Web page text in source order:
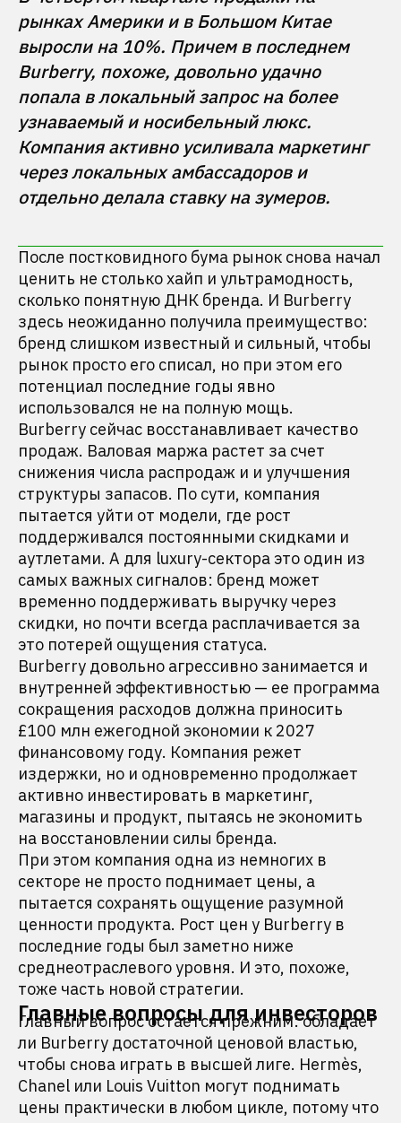
рынках Америки и в Большом Китае
выросли на 10%. Причем в последнем
Burberry, похоже, довольно удачно
попала в локальный запрос на более
узнаваемый и носибельный люкс.
Компания активно усиливала маркетинг
через локальных амбассадоров и
отдельно делала ставку на зумеров.
После постковидного бума рынок снова начал
ценить не столько хайп и ультрамодность,
сколько понятную ДНК бренда. И Burberry
здесь неожиданно получила преимущество:
бренд слишком известный и сильный, чтобы
рынок просто его списал, но при этом его
потенциал последние годы явно
использовался не на полную мощь.
Burberry сейчас восстанавливает качество
продаж. Валовая маржа растет за счет
снижения числа распродаж и и улучшения
структуры запасов. По сути, компания
пытается уйти от модели, где рост
поддерживался постоянными скидками и
аутлетами. А для luxury-сектора это один из
самых важных сигналов: бренд может
временно поддерживать выручку через
скидки, но почти всегда расплачивается за
это потерей ощущения статуса.
Burberry довольно агрессивно занимается и
внутренней эффективностью — ее программа
сокращения расходов должна приносить
£100 млн ежегодной экономии к 2027
финансовому году. Компания режет
издержки, но и одновременно продолжает
активно инвестировать в маркетинг,
магазины и продукт, пытаясь не экономить
на восстановлении силы бренда.
При этом компания одна из немногих в
секторе не просто поднимает цены, а
пытается сохранять ощущение разумной
ценности продукта. Рост цен у Burberry в
последние годы был заметно ниже
среднеотраслевого уровня. И это, похоже,
тоже часть новой стратегии.
Главные вопросы для инвесторов
Главный вопрос остается прежним: обладает
ли Burberry достаточной ценовой властью,
чтобы снова играть в высшей лиге. Hermès,
Chanel или Louis Vuitton могут поднимать
цены практически в любом цикле, потому что